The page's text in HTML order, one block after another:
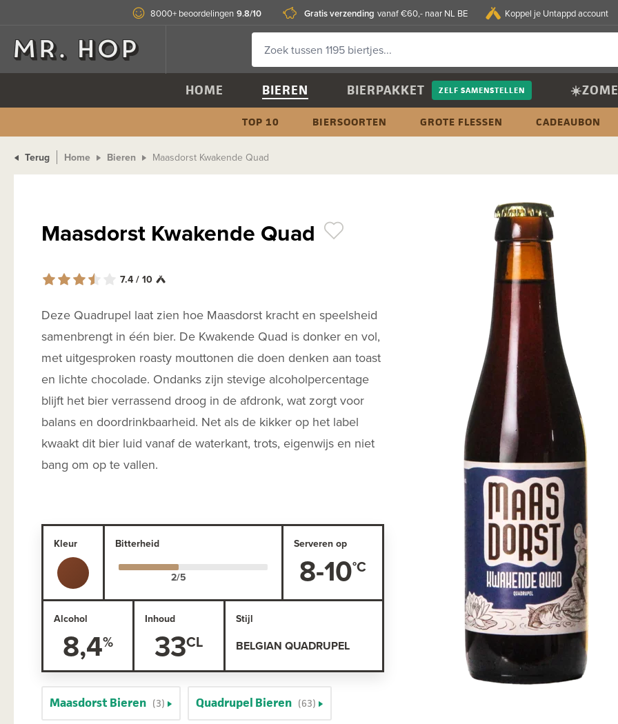
8000+ beoordelingen 9.8/10 Gratis verzending vanaf €60,- naar NL BE Koppel je Untappd account
HOME BIEREN BIERPAKKET ZELF SAMENSTELLEN
TOP 10 BIERSOORTEN GROTE FLESSEN CADEAUBON
Terug Home Bieren Maasdorst Kwakende Quad
Maasdorst Kwakende Quad
7.4 / 10
Deze Quadrupel laat zien hoe Maasdorst kracht en speelsheid
samenbrengt in één bier. De Kwakende Quad is donker en vol,
met uitgesproken roasty mouttonen die doen denken aan toast
en lichte chocolade. Ondanks zijn stevige alcoholpercentage
blijft het bier verrassend droog in de afdronk, wat zorgt voor
balans en doordrinkbaarheid. Net als de kikker op het label
kwaakt dit bier luid vanaf de waterkant, trots, eigenwijs en niet
bang om op te vallen.
Kleur Bitterheid Serveren op
8-10
Alcohol
8,4
Inhoud
33
Stijl
BELGIAN QUADRUPEL
Maasdorst Bieren (3) Quadrupel Bieren (63)